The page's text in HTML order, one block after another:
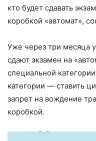
кто будет сдавать
коробкой «автомат»,
Уже через три месяца
сдают экзамен на
специальной
категории — ставить
запрет на вождение
коробкой.